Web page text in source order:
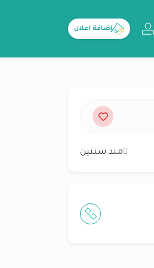
إضافة اعلان
منذ سنتين